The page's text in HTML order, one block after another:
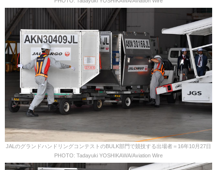
JALのグランドハンドリングコンテストのBULK部門で競技する出場者＝16年10月27日
PHOTO: Tadayuki YOSHIKAWA/Aviation Wire